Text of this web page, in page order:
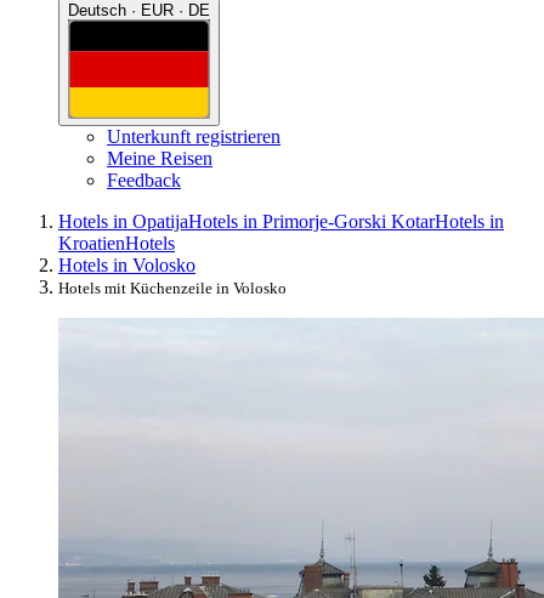
Deutsch · EUR · DE
Unterkunft registrieren
Meine Reisen
Feedback
Hotels in OpatijaHotels in Primorje-Gorski KotarHotels in
KroatienHotels
Hotels in Volosko
Hotels mit Küchenzeile in Volosko